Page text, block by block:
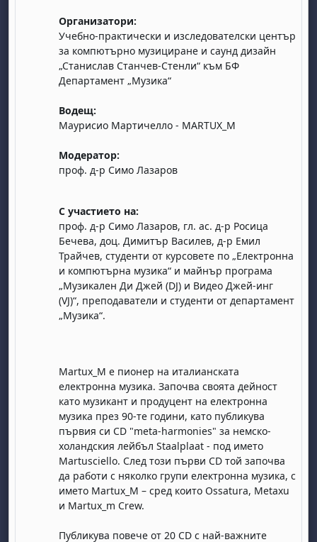
Организатори:
Учебно-практически и изследователски център
за компютърно музициране и саунд дизайн
„Станислав Станчев-Стенли“ към БФ
Департамент „Музика“
Водещ:
Маурисио Мартичелло - MARTUX_M
Модератор:
проф. д-р Симо Лазаров
С участието на:
проф. д-р Симо Лазаров, гл. ас. д-р Росица
Бечева, доц. Димитър Василев, д-р Емил
Трайчев, студенти от курсовете по „Електронна
и компютърна музика“ и майнър програма
„Музикален Ди Джей (DJ) и Видео Джей-инг
(VJ)“, преподаватели и студенти от департамент
„Музика“.
Martux_M e пионер на италианската
електронна музика. Започва своята дейност
като музикант и продуцент на електронна
музика през 90-те години, като публикува
първия си CD "meta-harmonies" за немско-
холандския лейбъл Staalplaat - под името
Martusciello. След този първи CD той започва
да работи с няколко групи електронна музика, с
името Martux_M – сред които Ossatura, Metaxu
и Martux_m Crew.
Публикува повече от 20 CD с най-важните
1 август
неделя, 2 август
15 август
неделя, 16 август
22 август
неделя, 23 август
29 август
неделя, 30 август